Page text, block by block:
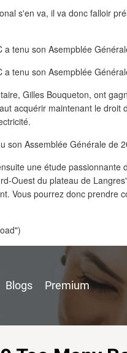
s'en va, il va donc falloir
Gilles Bouqueton, ont
acquérir maintenant le droit
une étude passionnante
Ouest du plateau de
Vous pourrez donc prendre